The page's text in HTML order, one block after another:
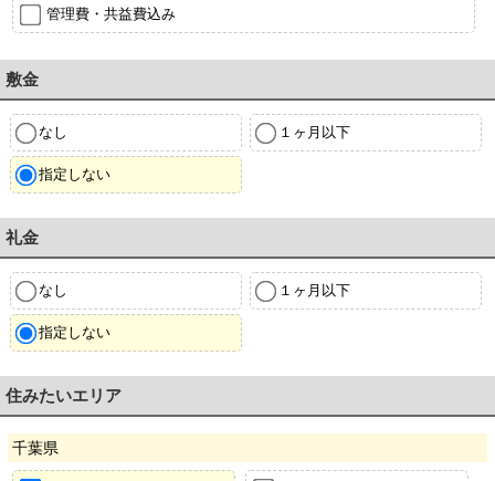
管理費・共益費込み
敷金
なし １ヶ月以下
指定しない
礼金
なし １ヶ月以下
指定しない
住みたいエリア
千葉県